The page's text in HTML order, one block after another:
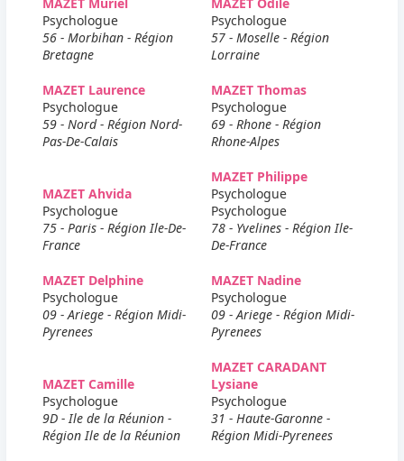
Psychologue
56 - Morbihan - Région
Bretagne
Psychologue
57 - Moselle - Région
Lorraine
MAZET Laurence
Psychologue
59 - Nord - Région Nord-
Pas-De-Calais
MAZET Thomas
Psychologue
69 - Rhone - Région
Rhone-Alpes
MAZET Ahvida
Psychologue
75 - Paris - Région Ile-De-
France
MAZET Philippe
Psychologue
Psychologue
78 - Yvelines - Région Ile-
De-France
MAZET Delphine
Psychologue
09 - Ariege - Région Midi-
Pyrenees
MAZET Nadine
Psychologue
09 - Ariege - Région Midi-
Pyrenees
MAZET Camille
Psychologue
9D - Ile de la Réunion -
Région Ile de la Réunion
MAZET CARADANT
Lysiane
Psychologue
31 - Haute-Garonne -
Région Midi-Pyrenees